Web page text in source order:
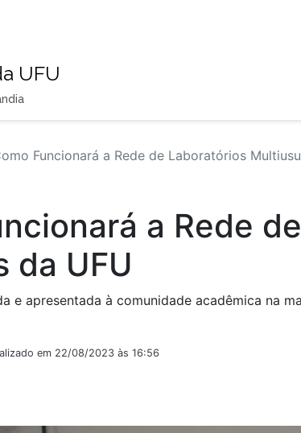
UFU
Funcionará a Rede de Laboratórios
a Rede
da UFU
e apresentada à comunidade acadêmica na
em 22/08/2023 às 16:56